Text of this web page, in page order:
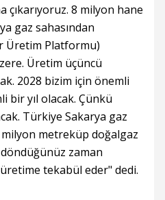
çıkarıyoruz. 8 milyon hane
gaz sahasından
Üretim Platformu)
Üretim üçüncü
2028 bizim için önemli
bir yıl olacak. Çünkü
Türkiye Sakarya gaz
metreküp doğalgaz
zaman
tekabül eder" dedi.